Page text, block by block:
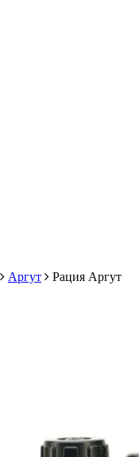
Аргут
Рация Аргут